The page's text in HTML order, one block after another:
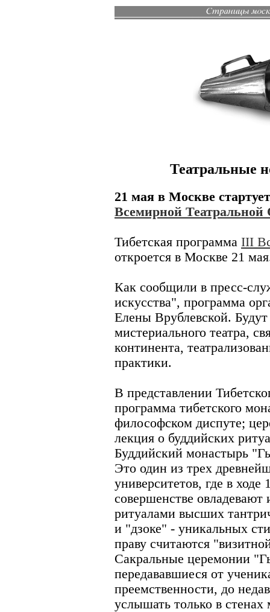
Театральные
21 мая в Москве
Всемирной
Тибетская программа III
откроется в Москве 21
Как сообщили в пресс-
искусства", программа
Елены Врублевской.
мистериального театра,
континента,
практики.
В представлении
программа тибетского
философском диспуте;
лекция о буддийских
Буддийский монастырь
Это один из трех
университетов, где в
совершенстве овладевают
ритуалами высших
и "дзоке" - уникальных
праву считаются
Сакральные церемонии
передававшиеся от
преемственности, до
услышать только в стенах